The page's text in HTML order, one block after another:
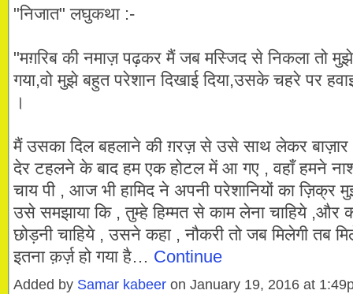
"निजात" लघुकथा :-
"मग़रिब की नमाज़ पढ़कर मैं जब मस्जिद से निकला तो मुझे
गया,वो मुझे बहुत परेशान दिखाई दिया,उसके चहरे पर
।
मैं उसका दिल बहलाने की ग़रज़ से उसे साथ लेकर बाज़ार
देर टहलने के बाद हम एक होटल में आ गए , वहाँ हमने
चाय पी , आज भी हामिद ने अपनी परेशानियों का ज़िक्र
उसे समझाया कि , तुम्हे हिम्मत से काम लेना चाहिये ,और
छोड़नी चाहिये , उसने कहा , नौकरी तो जब मिलेगी तब
इतना क़र्ज़ हो गया है… Continue
Added by Samar kabeer on January 19, 2016 at